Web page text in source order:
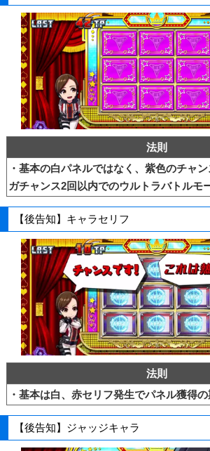
法則
・基本の白パネルではなく、紫色のチャ
ガチャンス2回以内でのウルトラバトルモ
【後告知】キャラセリフ
法則
・基本は白、赤セリフ発生でパネル獲得
【後告知】ジャッジキャラ